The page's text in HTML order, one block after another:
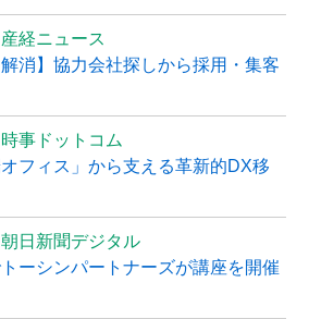
産経ニュース
解消】協力会社探しから採用・集客
時事ドットコム
フィス」から支える革新的DX移
朝日新聞デジタル
ーシンパートナーズが講座を開催